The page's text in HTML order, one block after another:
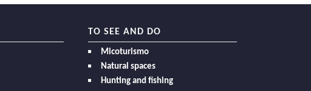
TO SEE AND DO
Micoturismo
Natural spaces
Hunting and fishing